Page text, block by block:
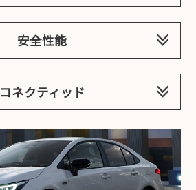
安全性能
コネクティッド